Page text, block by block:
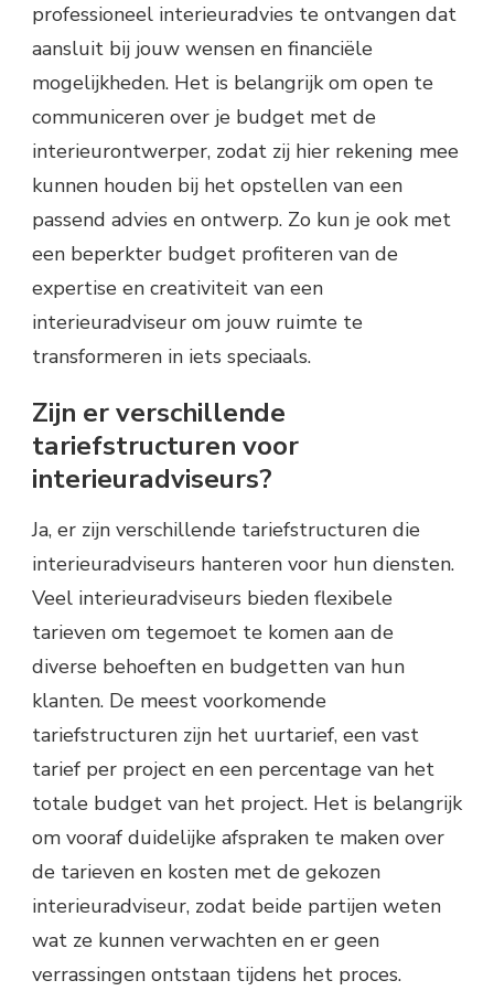
professioneel interieuradvies te ontvangen dat
aansluit bij jouw wensen en financiële
mogelijkheden. Het is belangrijk om open te
communiceren over je budget met de
interieurontwerper, zodat zij hier rekening mee
kunnen houden bij het opstellen van een
passend advies en ontwerp. Zo kun je ook met
een beperkter budget profiteren van de
expertise en creativiteit van een
interieuradviseur om jouw ruimte te
transformeren in iets speciaals.
Zijn er verschillende
tariefstructuren voor
interieuradviseurs?
Ja, er zijn verschillende tariefstructuren die
interieuradviseurs hanteren voor hun diensten.
Veel interieuradviseurs bieden flexibele
tarieven om tegemoet te komen aan de
diverse behoeften en budgetten van hun
klanten. De meest voorkomende
tariefstructuren zijn het uurtarief, een vast
tarief per project en een percentage van het
totale budget van het project. Het is belangrijk
om vooraf duidelijke afspraken te maken over
de tarieven en kosten met de gekozen
interieuradviseur, zodat beide partijen weten
wat ze kunnen verwachten en er geen
verrassingen ontstaan tijdens het proces.